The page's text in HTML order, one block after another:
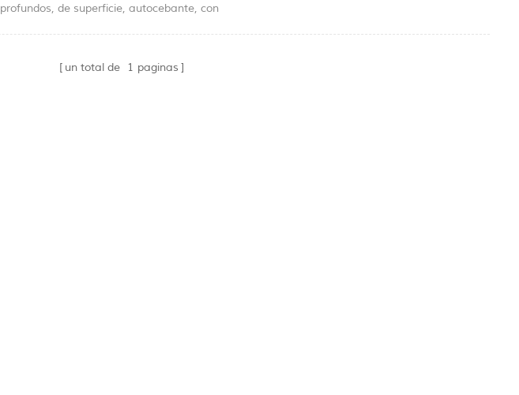
profundos, de superficie, autocebante, con
un total de 1 paginas